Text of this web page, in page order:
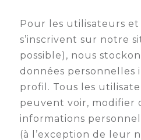
Pour les utilisateurs
s’inscrivent sur notre
possible), nous
données personnelles
profil. Tous les
peuvent voir, modifier
informations
(à l’exception de leur